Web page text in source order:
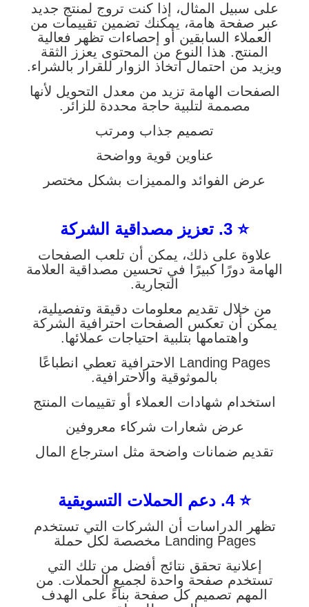
على سبيل المثال، إذا كنت تروج لمنتج جديد
عبر صفحة هامة، يمكنك تضمين تقييمات من
العملاء السابقين أو إحصاءات تظهر فعالية
المنتج. هذا النوع من المحتوى يعزز الثقة
ويزيد من احتمال اتخاذ الزوار للقرار بالشراء.
الصفحات الهامة تزيد من معدل التحويل لأنها
مصممة لتلبية حاجة محددة للزائر.
تصميم جذاب ومرتب
عناوين قوية وواضحة
عرض الفوائد والمميزات بشكل مختصر
⭐ 3. تعزيز مصداقية الشركة
علاوة على ذلك، يمكن أن تلعب الصفحات
الهامة دورًا كبيرًا في تحسين مصداقية العلامة
التجارية.
من خلال تقديم معلومات دقيقة وتفصيلية،
يمكن أن تعكس الصفحات احترافية الشركة
واهتمامها بتلبية احتياجات عملائها.
Landing Pages الاحترافية تعطي انطباعًا
بالموثوقية والاحترافية.
استخدام شهادات العملاء أو تقييمات المنتج
عرض شعارات شركاء معروفين
تقديم ضمانات واضحة مثل استرجاع المال
⭐ 4. دعم الحملات التسويقية
تظهر الدراسات أن الشركات التي تستخدم
Landing Pages مخصصة لكل حملة
إعلانية تحقق نتائج أفضل من تلك التي
تستخدم صفحة واحدة لجميع الحملات. من
المهم تصميم كل صفحة بناءً على الهدف